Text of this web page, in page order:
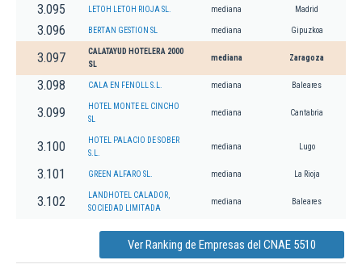
3.095 LETOH LETOH RIOJA SL. mediana Madrid
3.096 BERTAN GESTION SL mediana Gipuzkoa
3.097
CALATAYUD HOTELERA 2000
SL
mediana Zaragoza
3.098 CALA EN FENOLL S.L. mediana Baleares
3.099
HOTEL MONTE EL CINCHO
SL
mediana Cantabria
3.100
HOTEL PALACIO DE SOBER
S.L.
mediana Lugo
3.101 GREEN ALFARO SL. mediana La Rioja
3.102
LANDHOTEL CALADOR,
SOCIEDAD LIMITADA
mediana Baleares
Ver Ranking de Empresas del CNAE 5510